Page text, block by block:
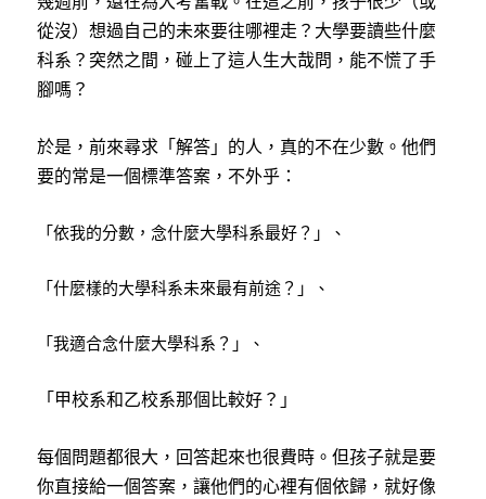
從沒）想過自己的未來要往哪裡走？大學要讀些什麼
科系？突然之間，碰上了這人生大哉問，能不慌了手
腳嗎？
於是，前來尋求「解答」的人，真的不在少數。他們
要的常是一個標準答案，不外乎：
「依我的分數，念什麼大學科系最好？」、
「什麼樣的大學科系未來最有前途？」、
「我適合念什麼大學科系？」、
「甲校系和乙校系那個比較好？」
每個問題都很大，回答起來也很費時。但孩子就是要
你直接給一個答案，讓他們的心裡有個依歸，就好像